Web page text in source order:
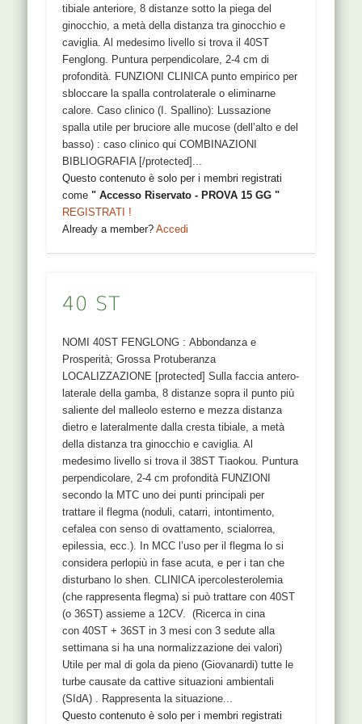
tibiale anteriore, 8 distanze sotto la piega del
ginocchio, a metà della distanza tra ginocchio e
caviglia. Al medesimo livello si trova il 40ST
Fenglong. Puntura perpendicolare, 2-4 cm di
profondità. FUNZIONI CLINICA punto empirico per
sbloccare la spalla controlaterale o eliminarne
calore. Caso clinico (I. Spallino): Lussazione
spalla utile per bruciore alle mucose (dell’alto e del
basso) : caso clinico qui COMBINAZIONI
BIBLIOGRAFIA [/protected]...
Questo contenuto è solo per i membri registrati
come" Accesso Riservato - PROVA 15 GG "
REGISTRATI !
Already a member?Accedi
40 ST
NOMI 40ST FENGLONG : Abbondanza e
Prosperità; Grossa Protuberanza
LOCALIZZAZIONE [protected] Sulla faccia antero-
laterale della gamba, 8 distanze sopra il punto più
saliente del malleolo esterno e mezza distanza
dietro e lateralmente dalla cresta tibiale, a metà
della distanza tra ginocchio e caviglia. Al
medesimo livello si trova il 38ST Tiaokou. Puntura
perpendicolare, 2-4 cm profondità FUNZIONI
secondo la MTC uno dei punti principali per
trattare il flegma (noduli, catarri, intontimento,
cefalea con senso di ovattamento, scialorrea,
epilessia, ecc.). In MCC l’uso per il flegma lo si
considera perlopiù in fase acuta, e per i tan che
disturbano lo shen. CLINICA ipercolesterolemia
(che rappresenta flegma) si può trattare con 40ST
(o 36ST) assieme a 12CV. (Ricerca in cina
con 40ST + 36ST in 3 mesi con 3 sedute alla
settimana si ha una normalizzazione dei valori)
Utile per mal di gola da pieno (Giovanardi) tutte le
turbe causate da cattive situazioni ambientali
(SIdA) . Rappresenta la situazione...
Questo contenuto è solo per i membri registrati